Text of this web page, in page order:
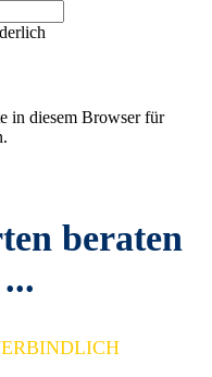
in diesem Browser für
beraten